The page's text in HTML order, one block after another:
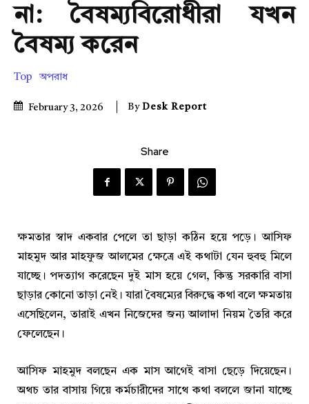
না: বৈষম্যবিরোধীরা যখন
বৈষম্য করেন
Top অপরাধ
February 3, 2026 By Desk Report
Share
ক্ষমতার স্বাদ একবার পেলে তা ছাড়া কঠিন হয়ে পড়ে। আসিফ
মাহমুদ আর মাহফুজ আলমের ক্ষেত্রে এই কথাটা যেন হুবহু মিলে
যাচ্ছে। পদত্যাগ করেছেন দুই মাস হয়ে গেল, কিন্তু সরকারি বাসা
ছাড়ার কোনো তাড়া নেই। যারা বৈষম্যের বিরুদ্ধে কথা বলে ক্ষমতায়
এসেছিলেন, তারাই এখন নিজেদের জন্য আলাদা নিয়ম তৈরি করে
ফেলেছেন।
আসিফ মাহমুদ বলছেন এক মাস আগেই বাসা ছেড়ে দিয়েছেন।
অথচ তার বাসায় গিয়ে কর্মচারীদের সাথে কথা বললে জানা যাচ্ছে